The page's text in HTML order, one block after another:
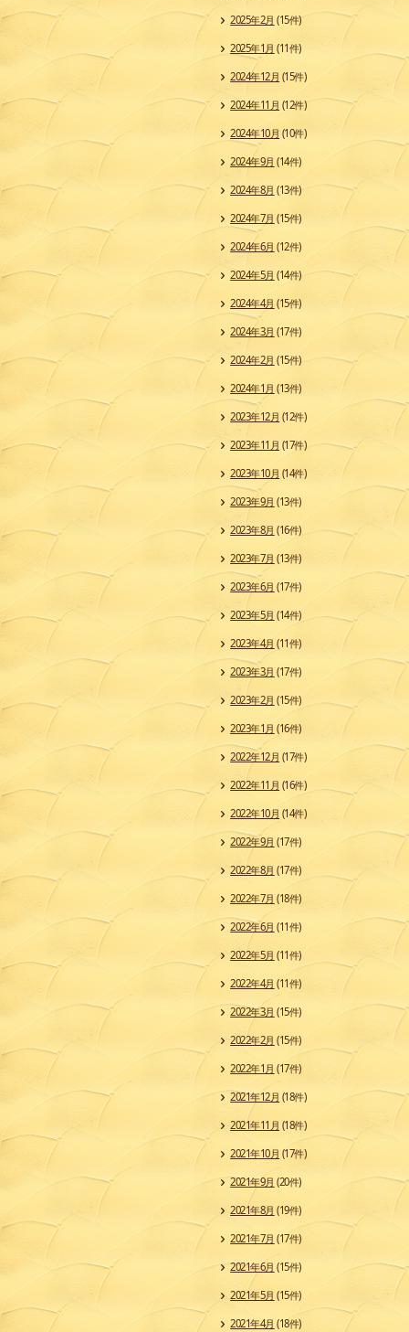
2025年2月 (15件)
2025年1月 (11件)
2024年12月 (15件)
2024年11月 (12件)
2024年10月 (10件)
2024年9月 (14件)
2024年8月 (13件)
2024年7月 (15件)
2024年6月 (12件)
2024年5月 (14件)
2024年4月 (15件)
2024年3月 (17件)
2024年2月 (15件)
2024年1月 (13件)
2023年12月 (12件)
2023年11月 (17件)
2023年10月 (14件)
2023年9月 (13件)
2023年8月 (16件)
2023年7月 (13件)
2023年6月 (17件)
2023年5月 (14件)
2023年4月 (11件)
2023年3月 (17件)
2023年2月 (15件)
2023年1月 (16件)
2022年12月 (17件)
2022年11月 (16件)
2022年10月 (14件)
2022年9月 (17件)
2022年8月 (17件)
2022年7月 (18件)
2022年6月 (11件)
2022年5月 (11件)
2022年4月(11件)
2022年3月 (15件)
2022年2月 (15件)
2022年1月 (17件)
2021年12月 (18件)
2021年11月 (18件)
2021年10月(17件)
2021年9月 (20件)
2021年8月 (19件)
2021年7月 (17件)
2021年6月 (15件)
2021年5月 (15件)
2021年4月 (18件)